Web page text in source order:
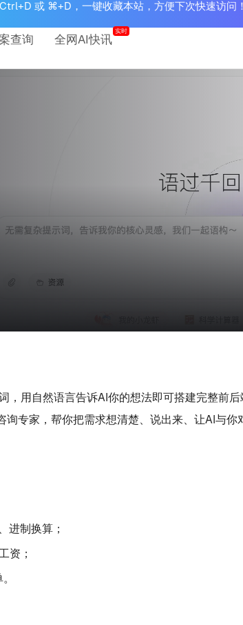
或 ⌘+D，一键收藏本站，方便下次快速访问
查询 全网AI快讯
实时
用自然语言告诉AI你的想法即可搭建完整前
专家，帮你把需求想清楚、说出来、让AI与
进制换算；
资；